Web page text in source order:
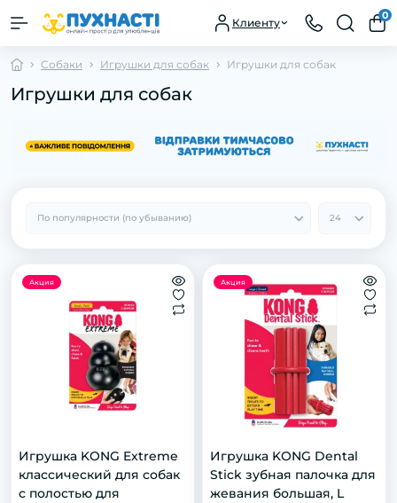
Клиенту
0
Собаки Игрушки для собак Игрушки для собак
Игрушки для собак
Акция
Игрушка KONG Extreme
классический для собак
с полостью для
Акция
Игрушка KONG Dental
Stick зубная палочка для
жевания большая, L